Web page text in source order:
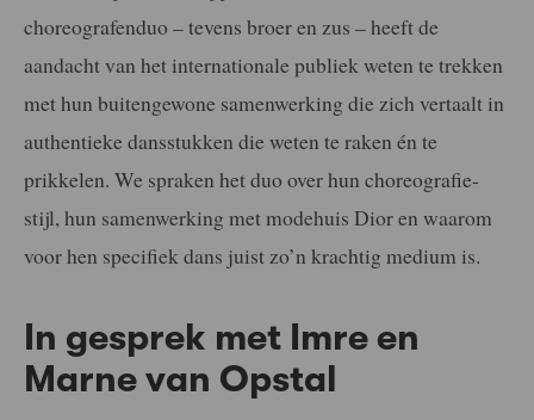
choreografenduo – tevens broer en zus – heeft de
aandacht van het internationale publiek weten te trekken
met hun buitengewone samenwerking die zich vertaalt in
authentieke dansstukken die weten te raken én te
prikkelen. We spraken het duo over hun choreografie-
stijl, hun samenwerking met modehuis Dior en waarom
voor hen specifiek dans juist zo’n krachtig medium is.
In gesprek met Imre en
Marne van Opstal